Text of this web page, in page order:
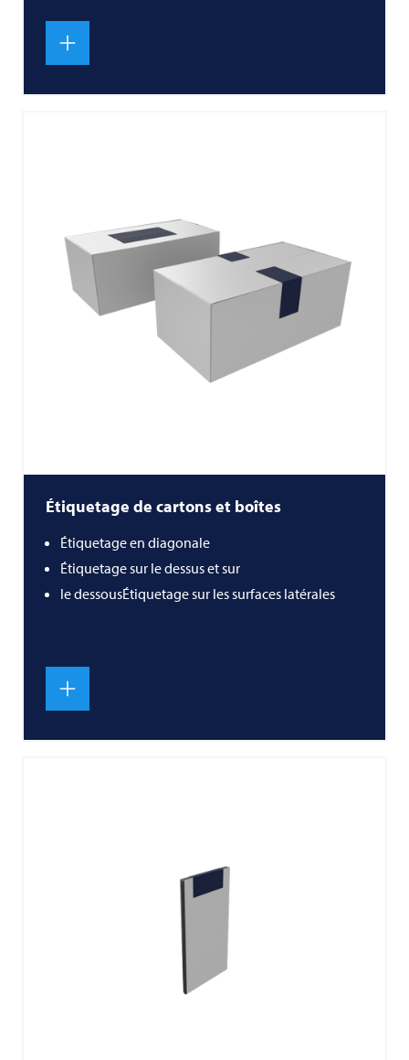
Étiquetage de cartons et boîtes
Étiquetage en diagonale
Étiquetage sur le dessus et sur
le dessousÉtiquetage sur les surfaces latérales